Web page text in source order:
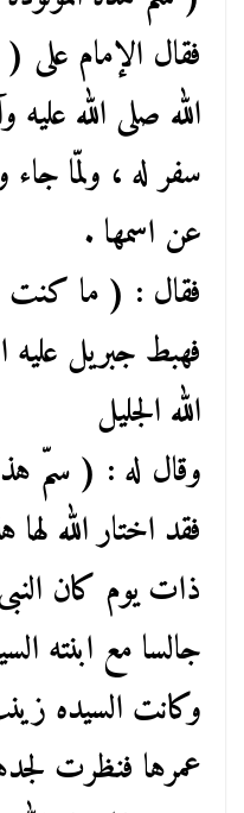
فقال الإمام
الله صلى الله
سفر له ، ولمّا جاء
عن اسمها .
فقال : ( ما كنت
فهبط جبريل عليه
الله الجليل
وقال له : ( سمّ
فقد اختار الله
ذات يوم كان
جالسا مع ابنته
وكانت السيده
عمرها فنظرت